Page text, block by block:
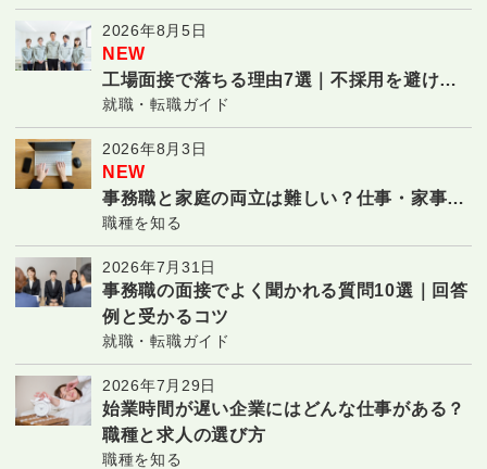
2026年8月5日
NEW
工場面接で落ちる理由7選｜不採用を避ける
対策と合格のコツ
就職・転職ガイド
2026年8月3日
NEW
事務職と家庭の両立は難しい？仕事・家事・
子育てを続ける7つのコツ
職種を知る
2026年7月31日
事務職の面接でよく聞かれる質問10選｜回答
例と受かるコツ
就職・転職ガイド
2026年7月29日
始業時間が遅い企業にはどんな仕事がある？
職種と求人の選び方
職種を知る